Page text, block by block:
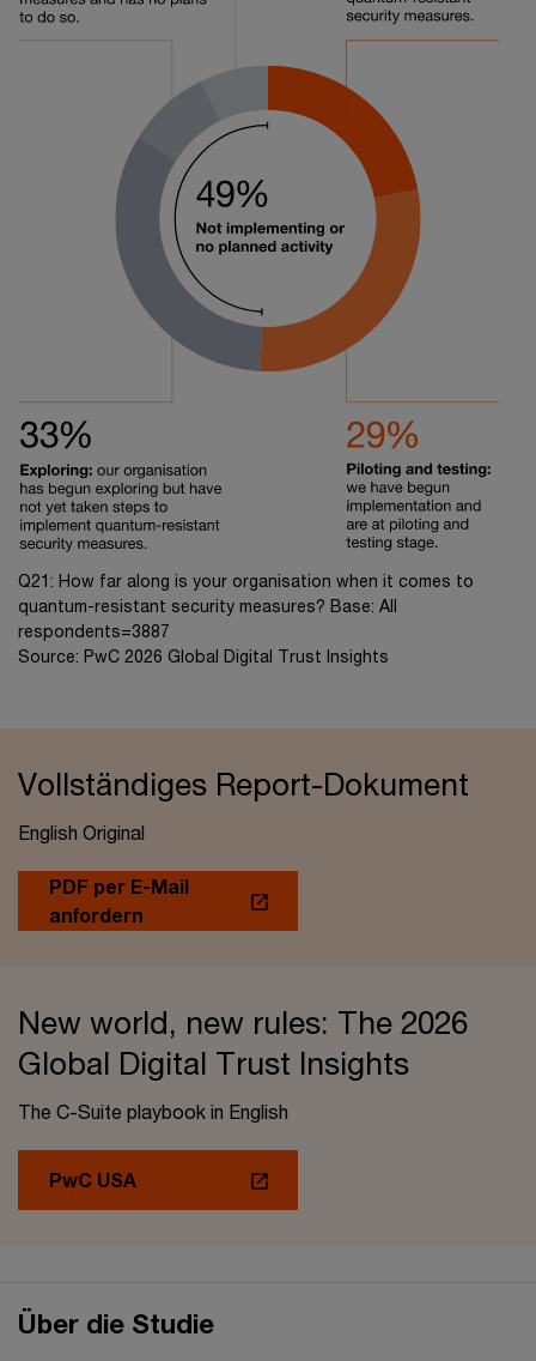
Q21: How far along is your organisation when it comes to
quantum-resistant security measures? Base: All
respondents=3887
Source: PwC 2026 Global Digital Trust Insights
Vollständiges Report-Dokument
English Original
PDF per E-Mail
anfordern
New world, new rules: The 2026
Global Digital Trust Insights
The C-Suite playbook in English
PwC USA
Über die Studie